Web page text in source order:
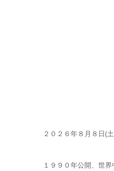
２０２６年８月８日(
１９９０年公開、世